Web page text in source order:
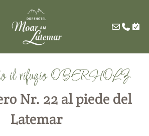
il rifugio OBERHOLZ
Nr. 22 al piede del
Latemar